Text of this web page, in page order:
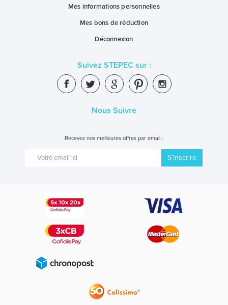
Mes informations personnelles
Mes bons de réduction
Déconnexion
Suivez STEPEC sur :
Nous Suivre
Recevez nos meilleures offres par email :
S’inscrire